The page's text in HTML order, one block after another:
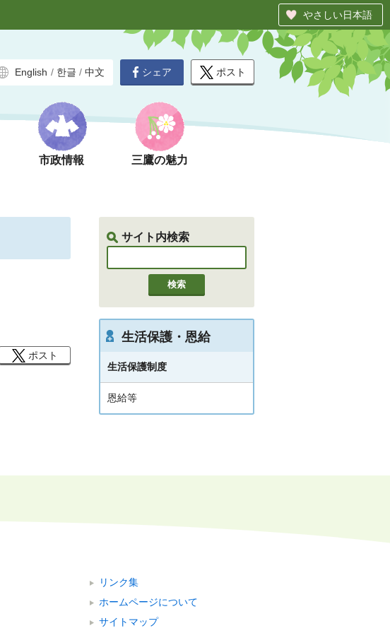
やさしい日本語
English / 한글 / 中文
市政情報 三鷹の魅力
シェア ポスト
サイト内検索
ポスト
生活保護・恩給
生活保護制度
恩給等
リンク集
ホームページについて
サイトマップ